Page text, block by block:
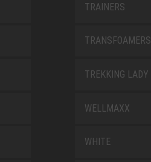
TRAINERS
TRANSFOAMERS
TREKKING LADY
WELLMAXX
WHITE